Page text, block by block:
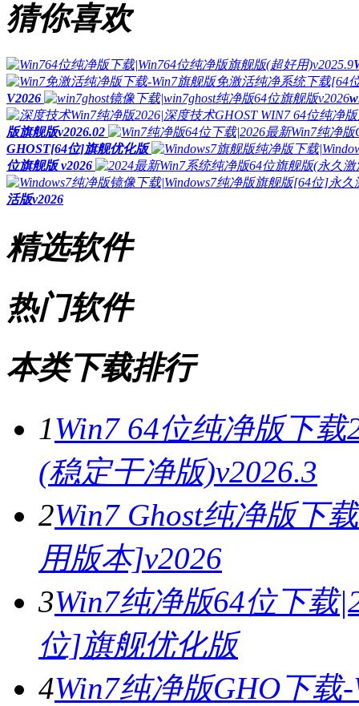
猜你喜欢
V2026
版旗舰版v2026.02
GHOST[64位]旗舰优化版
位旗舰版 v2026
活版v2026
精选软件
热门软件
本类下载排行
1Win7 64位纯净版下
(稳定干净版)v2026.3
2Win7 Ghost纯净版下
用版本]v2026
3Win7纯净版64位下载
位]旗舰优化版
4Win7纯净版GHO下